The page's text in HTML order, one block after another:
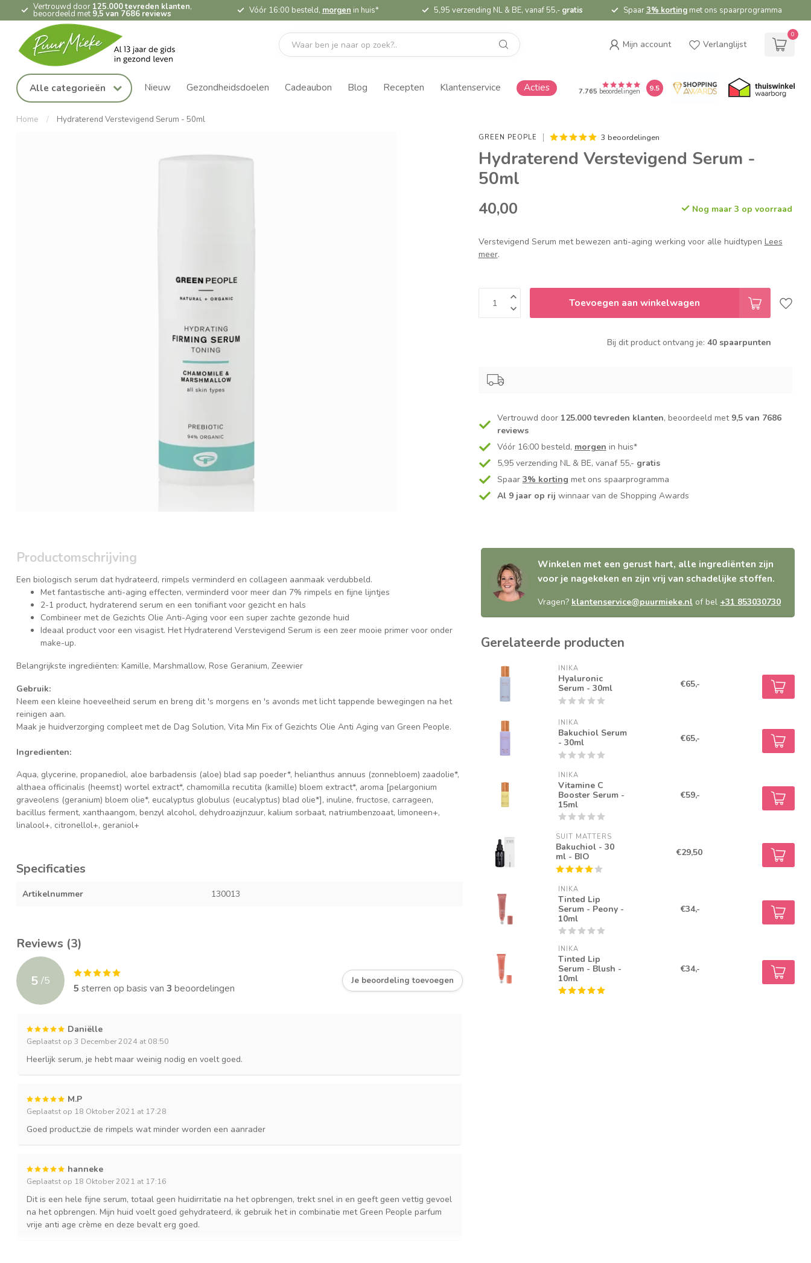
Vertrouwd door 125.000 tevreden klanten,
beoordeeld met 9,5 van 7686 reviews Vóór 16:00 besteld, morgen in huis* 5,95 verzending NL & BE, vanaf 55,- gratis Spaar3% kortingmet ons spaarprogramma
Mijn account Verlanglijst
0
Alle categorieën Nieuw Gezondheidsdoelen Cadeaubon Blog Recepten Klantenservice Acties 7.765 beoordelingen 9.5
Home / Hydraterend Verstevigend Serum - 50ml
GREEN PEOPLE 3 beoordelingen
Hydraterend Verstevigend Serum -
50ml
40,00 Nog maar 3 op voorraad
Verstevigend Serum met bewezen anti-aging werking voor alle huidtypen Lees
meer.
Toevoegen aan winkelwagen
Bij dit product ontvang je: 40 spaarpunten
Vertrouwd door 125.000 tevreden klanten, beoordeeld met 9,5 van 7686
reviews
Vóór 16:00 besteld, morgen in huis*
5,95 verzending NL & BE, vanaf 55,- gratis
Spaar 3% korting met ons spaarprogramma
Al 9 jaar op rij winnaar van de Shopping Awards
Productomschrijving
Een biologisch serum dat hydrateerd, rimpels verminderd en collageen aanmaak verdubbeld.
Met fantastische anti-aging effecten, verminderd voor meer dan 7% rimpels en fijne lijntjes
2-1 product, hydraterend serum en een tonifiant voor gezicht en hals
Combineer met de Gezichts Olie Anti-Aging voor een super zachte gezonde huid
Ideaal product voor een visagist. Het Hydraterend Verstevigend Serum is een zeer mooie primer voor onder
make-up.
Belangrijkste ingrediënten: Kamille, Marshmallow, Rose Geranium, Zeewier
Gebruik:
Neem een kleine hoeveelheid serum en breng dit 's morgens en 's avonds met licht tappende bewegingen na het
reinigen aan.
Maak je huidverzorging compleet met de Dag Solution, Vita Min Fix of Gezichts Olie Anti Aging van Green People.
Ingredienten:
Aqua, glycerine, propanediol, aloe barbadensis (aloe) blad sap poeder*, helianthus annuus (zonnebloem) zaadolie*,
althaea officinalis (heemst) wortel extract*, chamomilla recutita (kamille) bloem extract*, aroma [pelargonium
graveolens (geranium) bloem olie*, eucalyptus globulus (eucalyptus) blad olie*], inuline, fructose, carrageen,
bacillus ferment, xanthaangom, benzyl alcohol, dehydroazijnzuur, kalium sorbaat, natriumbenzoaat, limoneen+,
linalool+, citronellol+, geraniol+
Specificaties
Artikelnummer 130013
Reviews (3)
5 /5
5 sterren op basis van 3 beoordelingen
Je beoordeling toevoegen
Daniëlle
Geplaatst op 3 December 2024 at 08:50
Heerlijk serum, je hebt maar weinig nodig en voelt goed.
M.P
Geplaatst op 18 Oktober 2021 at 17:28
Goed product,zie de rimpels wat minder worden een aanrader
hanneke
Geplaatst op 18 Oktober 2021 at 17:16
Dit is een hele fijne serum, totaal geen huidirritatie na het opbrengen, trekt snel in en geeft geen vettig gevoel
na het opbrengen. Mijn huid voelt goed gehydrateerd, ik gebruik het in combinatie met Green People parfum
vrije anti age crème en deze bevalt erg goed.
Winkelen met een gerust hart, alle ingrediënten zijn
voor je nagekeken en zijn vrij van schadelijke stoffen.
Vragen? klantenservice@puurmieke.nl of bel +31 853030730
Gerelateerde producten
INIKA
Hyaluronic
Serum - 30ml
€65,-
INIKA
Bakuchiol Serum
- 30ml
€65,-
INIKA
Vitamine C
Booster Serum -
15ml
€59,-
SUIT MATTERS
Bakuchiol - 30
ml - BIO
€29,50
INIKA
Tinted Lip
Serum - Peony -
10ml
€34,-
INIKA
Tinted Lip
Serum - Blush -
10ml
€34,-